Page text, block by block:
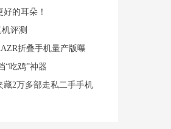
的耳朵！
评测
折叠手机量产版曝
“吃鸡”神器
2万多部走私二手手机